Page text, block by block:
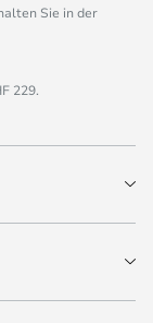
Sie in der
229.